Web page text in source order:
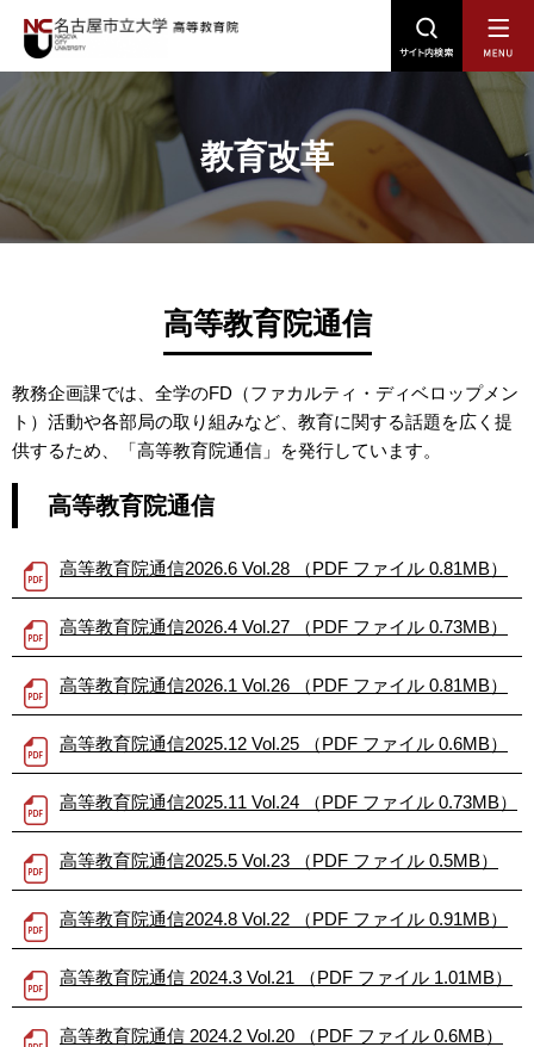
ロ
ー
バ
ル
ン
文
へ
ー
カ
ル
ナ
へ
ッ
タ
ー
へ
教育改革
高等教育院通信
教務企画課では、全学のFD（ファカルティ・ディベロップメン
ト）活動や各部局の取り組みなど、教育に関する話題を広く提
供するため、「高等教育院通信」を発行しています。
高等教育院通信
高等教育院通信2026.6 Vol.28 （PDF ファイル 0.81MB）
高等教育院通信2026.4 Vol.27 （PDF ファイル 0.73MB）
高等教育院通信2026.1 Vol.26 （PDF ファイル 0.81MB）
高等教育院通信2025.12 Vol.25 （PDF ファイル 0.6MB）
高等教育院通信2025.11 Vol.24 （PDF ファイル 0.73MB）
高等教育院通信2025.5 Vol.23 （PDF ファイル 0.5MB）
高等教育院通信2024.8 Vol.22 （PDF ファイル 0.91MB）
高等教育院通信 2024.3 Vol.21 （PDF ファイル 1.01MB）
高等教育院通信 2024.2 Vol.20 （PDF ファイル 0.6MB）